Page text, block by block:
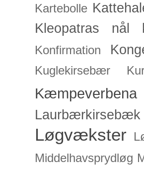
Kartebolle
Kleopatras nål
Konfirmation
Kuglekirsebær
Kæmpeverbena
Laurbærkirsebæk
Løgvækster
Middelhavsprydløg